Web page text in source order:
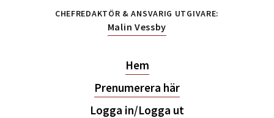
CHEFREDAKTÖR & ANSVARIG UTGIVARE:
Malin Vessby
Hem
Prenumerera här
Logga in/Logga ut